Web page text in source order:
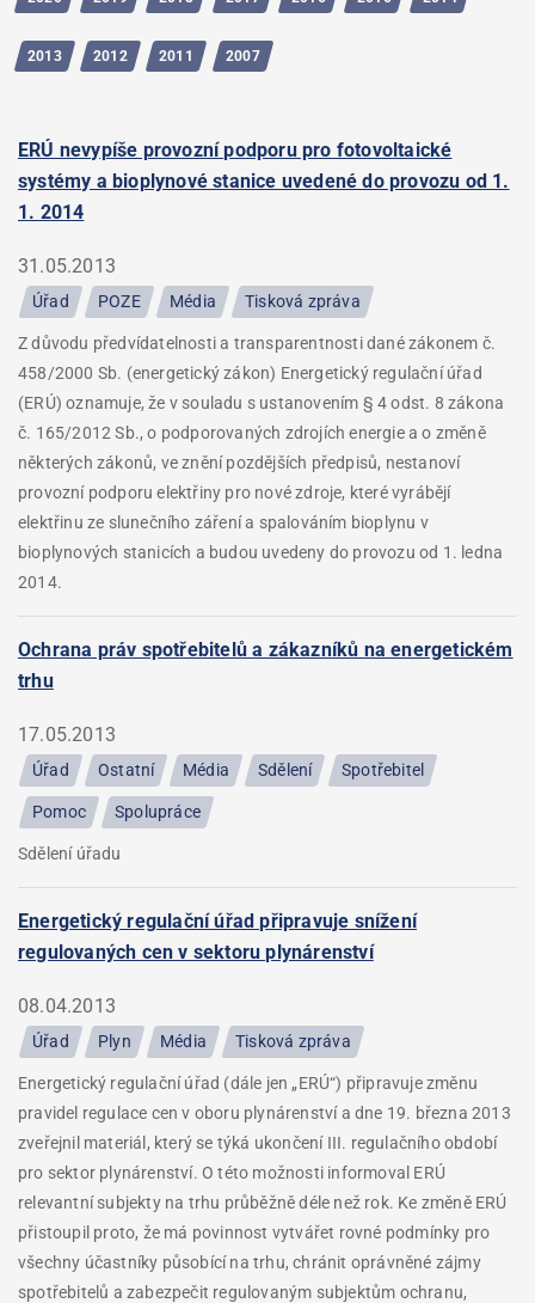
2013 2012 2011 2007
ERÚ nevypíše provozní podporu pro fotovoltaické
systémy a bioplynové stanice uvedené do provozu od 1.
1. 2014
31.05.2013
Úřad POZE Média Tisková zpráva
Z důvodu předvídatelnosti a transparentnosti dané zákonem č.
458/2000 Sb. (energetický zákon) Energetický regulační úřad
(ERÚ) oznamuje, že v souladu s ustanovením § 4 odst. 8 zákona
č. 165/2012 Sb., o podporovaných zdrojích energie a o změně
některých zákonů, ve znění pozdějších předpisů, nestanoví
provozní podporu elektřiny pro nové zdroje, které vyrábějí
elektřinu ze slunečního záření a spalováním bioplynu v
bioplynových stanicích a budou uvedeny do provozu od 1. ledna
2014.
Ochrana práv spotřebitelů a zákazníků na energetickém
trhu
17.05.2013
Úřad Ostatní Média Sdělení Spotřebitel
Pomoc Spolupráce
Sdělení úřadu
Energetický regulační úřad připravuje snížení
regulovaných cen v sektoru plynárenství
08.04.2013
Úřad Plyn Média Tisková zpráva
Energetický regulační úřad (dále jen „ERÚ“) připravuje změnu
pravidel regulace cen v oboru plynárenství a dne 19. března 2013
zveřejnil materiál, který se týká ukončení III. regulačního období
pro sektor plynárenství. O této možnosti informoval ERÚ
relevantní subjekty na trhu průběžně déle než rok. Ke změně ERÚ
přistoupil proto, že má povinnost vytvářet rovné podmínky pro
všechny účastníky působící na trhu, chránit oprávněné zájmy
spotřebitelů a zabezpečit regulovaným subjektům ochranu,